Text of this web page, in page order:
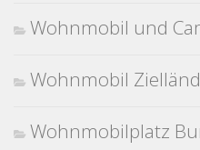
Wohnmobil und
Wohnmobil
Wohnmobilplatz